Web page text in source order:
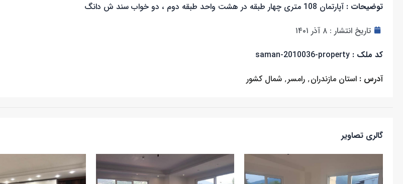
توضیحات : آپارتمان 108 متری چهار طبقه در هشت واحد طبقه دوم ، دو خواب سند ش دانگ
تاریخ انتشار : ۸ آذر ۱۴۰۱
کد ملک : saman-2010036-property
آدرس : استان مازندران, رامسر, شمال کشور
گالری تصاویر